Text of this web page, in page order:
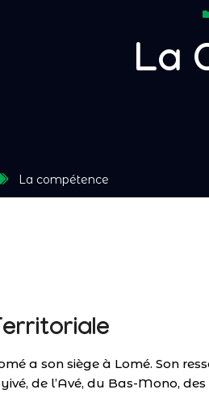
La
La compétence
a son siège à Lomé. Son
de l’Avé, du Bas-Mono,